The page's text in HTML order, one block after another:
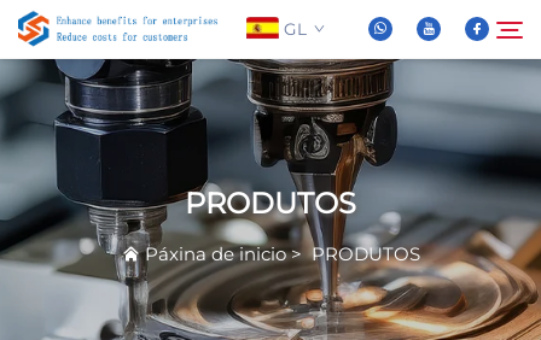
GL
Sobre Nós
Produtos
Buscar
PRODUTOS
Páxina de inicio>PRODUTOS